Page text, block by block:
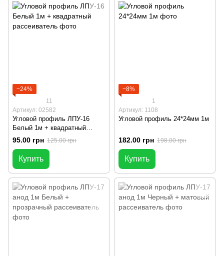
−24%
11
Артикул: 02582
Угловой профиль ЛПУ-16
Белый 1м + квадратный
рассеиватель
95.00 грн 125.00 грн
Купить
−8%
1
Артикул: 1108
Угловой профиль 24*24мм 1м
182.00 грн 198.00 грн
Купить